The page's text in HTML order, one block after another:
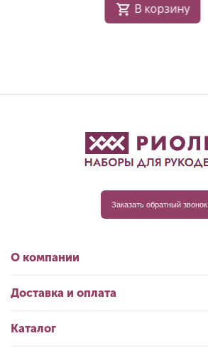
В корзину
Заказать обратный звонок
О компании
Доставка и оплата
Каталог